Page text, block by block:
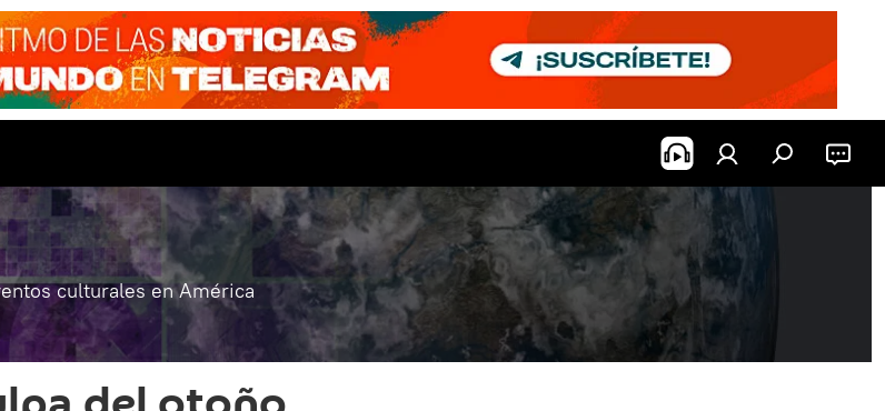
culturales en América